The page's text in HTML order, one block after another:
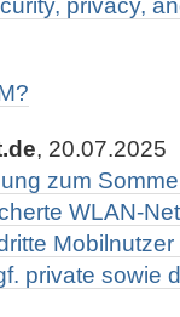
privacy,
, 20.07.2025
zum
WLAN-
private sowie